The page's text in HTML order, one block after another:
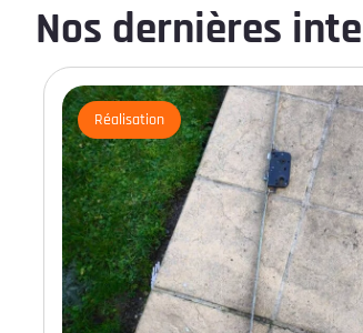
Nos dernières
Réalisation